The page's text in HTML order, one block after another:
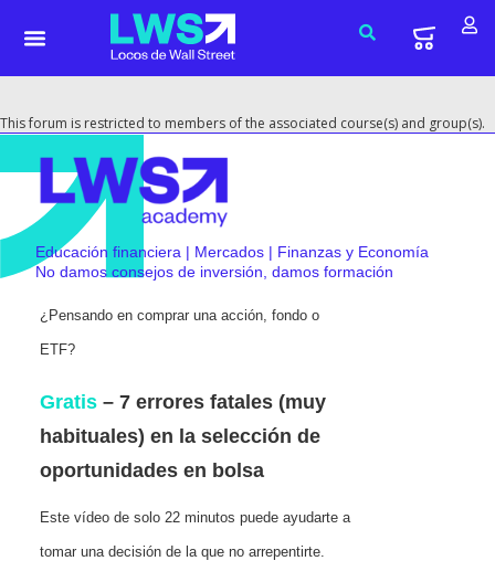
This forum is restricted to members of the associated course(s) and group(s).
Educación financiera | Mercados | Finanzas y Economía
No damos consejos de inversión, damos formación
¿Pensando en comprar una acción, fondo o
ETF?
Gratis – 7 errores fatales (muy
habituales) en la selección de
oportunidades en bolsa
Este vídeo de solo 22 minutos puede ayudarte a
tomar una decisión de la que no arrepentirte.